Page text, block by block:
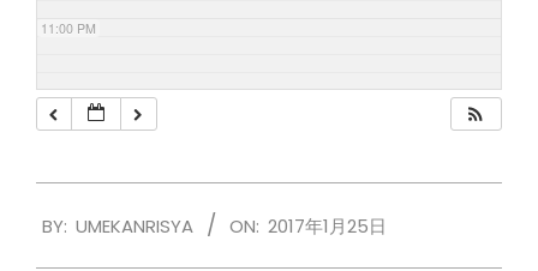
11:00 PM
01-
BY: UMEKANRISYA ON: 2017年1月25日